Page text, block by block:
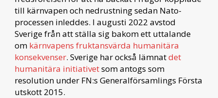
till kärnvapen och nedrustning sedan Nato-
processen inleddes. I augusti 2022 avstod
Sverige från att ställa sig bakom ett uttalande
om kärnvapens fruktansvärda humanitära
konsekvenser. Sverige har också lämnatdet
humanitära initiativetsom antogs som
resolution under FN:s Generalförsamlings Första
utskott 2015.